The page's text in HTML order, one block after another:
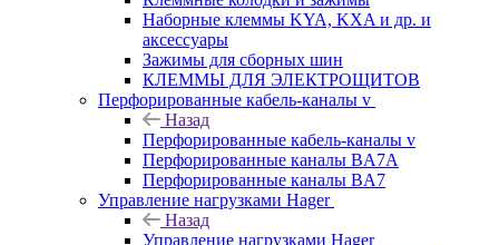
Наборные клеммы KYA, KXA и др. и
аксессуары
Зажимы для сборных шин
КЛЕММЫ ДЛЯ ЭЛЕКТРОЩИТОВ
Перфорированные кабель-каналы v
Назад
Перфорированные кабель-каналы v
Перфорированные каналы BA7A
Перфорированные каналы BA7
Управление нагрузками Hager
Назад
Управление нагрузками Hager